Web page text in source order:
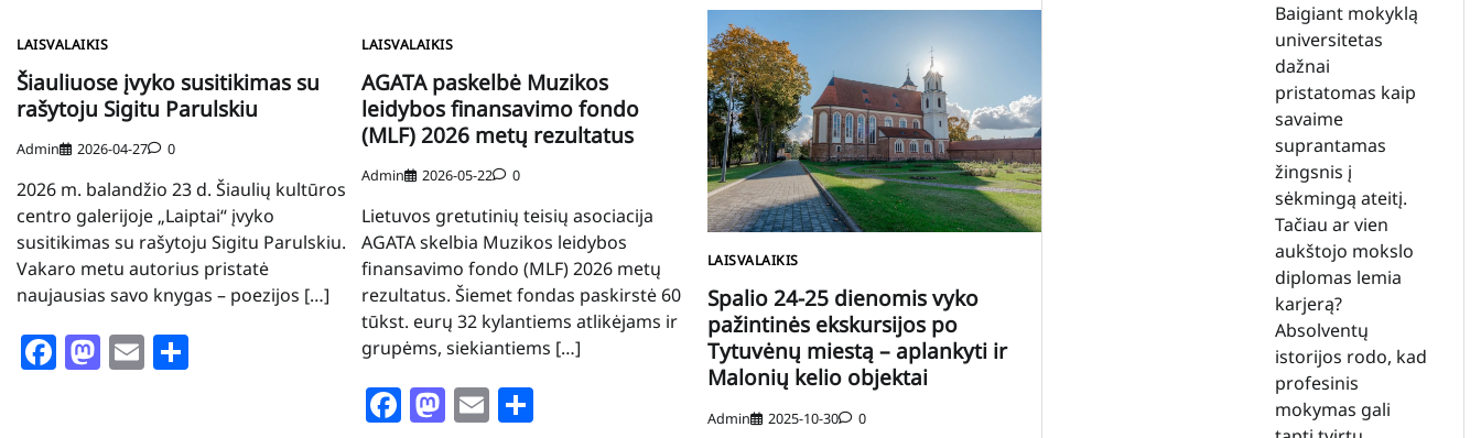
LAISVALAIKIS
Šiauliuose įvyko susitikimas su
rašytoju Sigitu Parulskiu
Admin 2026-04-27 0
2026 m. balandžio 23 d. Šiaulių kultūros
centro galerijoje „Laiptai“ įvyko
susitikimas su rašytoju Sigitu Parulskiu.
Vakaro metu autorius pristatė
naujausias savo knygas – poezijos […]
Facebook
Mastodon
Email
LAISVALAIKIS
AGATA paskelbė Muzikos
leidybos finansavimo fondo
(MLF) 2026 metų rezultatus
Admin 2026-05-22 0
Lietuvos gretutinių teisių asociacija
AGATA skelbia Muzikos leidybos
finansavimo fondo (MLF) 2026 metų
rezultatus. Šiemet fondas paskirstė 60
tūkst. eurų 32 kylantiems atlikėjams ir
grupėms, siekiantiems […]
Facebook
Mastodon
Email
LAISVALAIKIS
Spalio 24-25 dienomis vyko
pažintinės ekskursijos po
Tytuvėnų miestą – aplankyti ir
Malonių kelio objektai
Admin 2025-10-30 0
Baigiant mokyklą
universitetas
dažnai
pristatomas kaip
savaime
suprantamas
žingsnis į
sėkmingą ateitį.
Tačiau ar vien
aukštojo mokslo
diplomas lemia
karjerą?
Absolventų
istorijos rodo, kad
profesinis
mokymas gali